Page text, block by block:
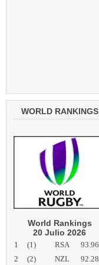
WORLD RANKINGS
World Rankings
20 Julio 2026
1 (1) RSA
93.96
2
(2) NZL 92.28